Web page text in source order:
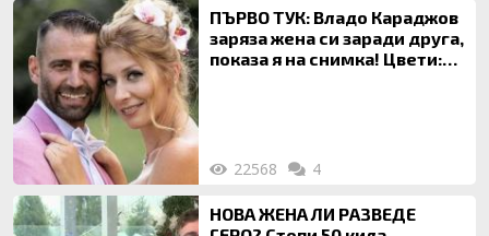
ПЪРВО ТУК: Владо Караджов
заряза жена си заради друга,
показа я на снимка! Цвети:
22568 4
НОВА ЖЕНА ЛИ РАЗВЕДЕ